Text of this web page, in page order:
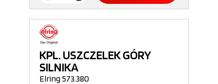
KPL. USZCZELEK GÓRY
SILNIKA
Elring 573.380